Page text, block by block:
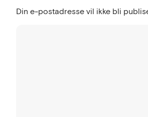
Din e-postadresse vil ikke bli